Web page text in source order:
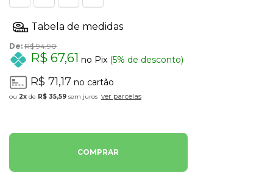
De: R$ 94,90
R$ 67,61 no Pix (5% de desconto)
R$ 71,17 no cartão
2x de R$ 35,59 sem juros ver parcelas
COMPRAR